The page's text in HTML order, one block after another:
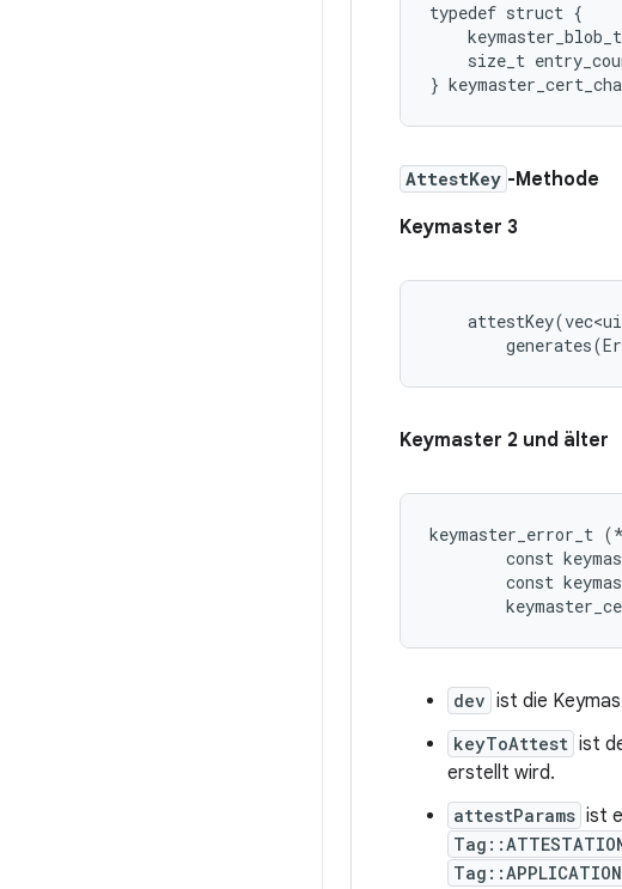
typedef struct {
size_t
AttestKey -Methode
Keymaster 3
Keymaster 2 und älter
keymaster_error_t
const
const
dev ist die
keyToAttest ist
erstellt wird.
attestParams ist